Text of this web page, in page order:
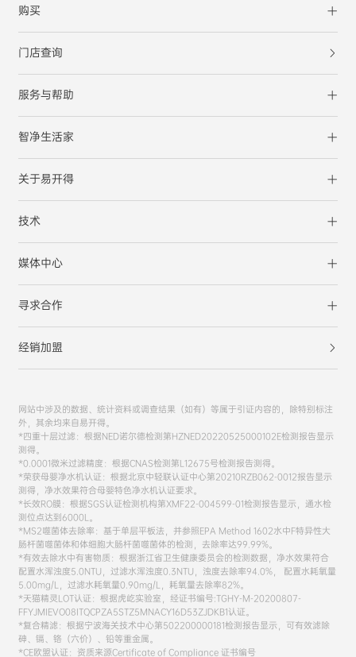
购买
门店查询
服务与帮助
智净生活家
关于易开得
技术
媒体中心
寻求合作
经销加盟
网站中涉及的数据、统计资料或调查结果（如有）等属于引证内容的，除特别标注
外，其余均来自易开得。
*四重十层过滤：根据NED诺尔德检测第HZNED20220525000102E检测报告显示
测得。
*0.0001微米过滤精度：根据CNAS检测第L12675号检测报告测得。
*荣获母婴净水机认证：根据北京中轻联认证中心第20210RZB062-0012报告显示
测得，净水效果符合母婴特色净水机认证要求。
*长效RO膜：根据SGS认证检测机构第XMF22-004599-01检测报告显示，通水检
测位点达到6000L。
*MS2噬菌体去除率：基于单层平板法，并参照EPA Method 1602水中F特异性大
肠杆菌噬菌体和体细胞大肠杆菌噬菌体的检测，去除率达99.99%。
*有效去除水中有害物质：根据浙江省卫生健康委员会的检测数据，净水效果符合
配置水浑浊度5.0NTU，过滤水浑浊度0.3NTU，浊度去除率94.0%， 配置水耗氧量
5.00mg/L，过滤水耗氧量0.90mg/L，耗氧量去除率82%。
*天猫精灵LOT认证：根据虎屹实验室，经证书编号:TGHY-M-20200807-
FFYJMIEVO08ITQCPZA5STZ5MNACY16D53ZJDKB1认证。
*复合精滤：根据宁波海关技术中心第502200000181检测报告显示，可有效滤除
砷、镉、铬（六价）、铅等重金属。
*CE欧盟认证：资质来源Certificate of Compliance 证书编号